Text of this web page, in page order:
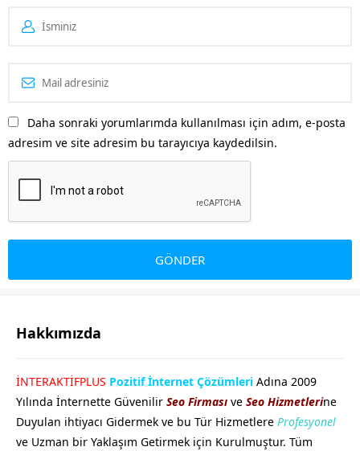
Daha sonraki yorumlarımda kullanılması için adım, e-posta
adresim ve site adresim bu tarayıcıya kaydedilsin.
Hakkımızda
İNTERAKTİFPLUS Pozitif İnternet Çözümleri Adına 2009
Yılında İnternette Güvenilir Seo Firması ve Seo Hizmetlerine
Duyulan ihtiyacı Gidermek ve bu Tür Hizmetlere Profesyonel
ve Uzman bir Yaklaşım Getirmek için Kurulmuştur. Tüm
GÖKHAN GÖKMEN